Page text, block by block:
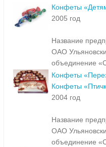
Конфеты
2005 год
Название
ОАО
объединение
Конфеты
Конфеты
2004 год
Название
ОАО
объединение